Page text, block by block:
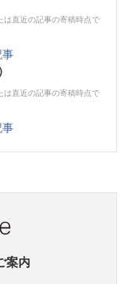
は直近の記事の寄稿時点で
は直近の記事の寄稿時点で
案内